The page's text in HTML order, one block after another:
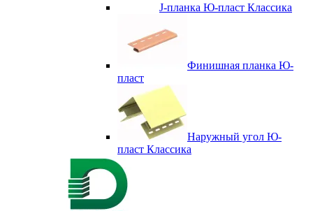
J-планка Ю-пласт Классика
Финишная планка Ю-
пласт
Наружный угол Ю-
пласт Классика